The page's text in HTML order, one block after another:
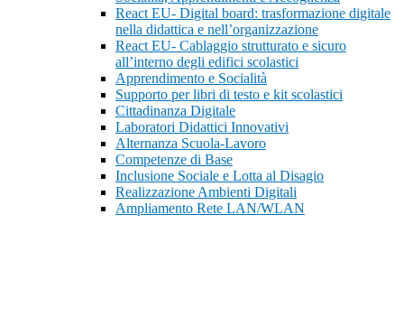
React EU- Digital board: trasformazione digitale
nella didattica e nell’organizzazione
React EU- Cablaggio strutturato e sicuro
all’interno degli edifici scolastici
Apprendimento e Socialità
Supporto per libri di testo e kit scolastici
Cittadinanza Digitale
Laboratori Didattici Innovativi
Alternanza Scuola-Lavoro
Competenze di Base
Inclusione Sociale e Lotta al Disagio
Realizzazione Ambienti Digitali
Ampliamento Rete LAN/WLAN